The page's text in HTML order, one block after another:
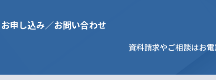
お申し込み／お問い合わせ
資料請求やご相談はお